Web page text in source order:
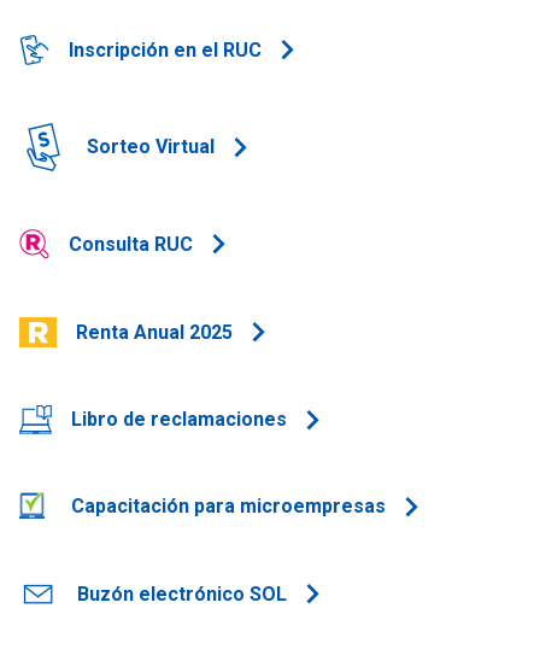
Inscripción en el RUC
Sorteo Virtual
Consulta RUC
Renta Anual 2025
Libro de reclamaciones
Capacitación para microempresas
Buzón electrónico SOL